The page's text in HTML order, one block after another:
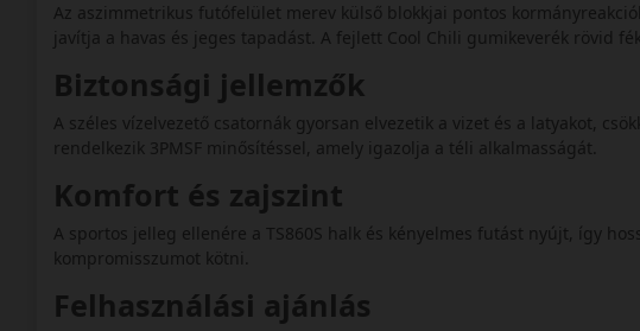
Az aszimmetrikus futófelület merev külső blokkjai pontos
javítja a havas és jeges tapadást. A fejlett Cool Chili gumikeverék rövid
Biztonsági jellemzők
A széles vízelvezető csatornák gyorsan elvezetik a vizet és a latyakot,
rendelkezik 3PMSF minősítéssel, amely igazolja a téli alkalmasságát.
Komfort és zajszint
A sportos jelleg ellenére a TS860S halk és kényelmes futást nyújt, így
kompromisszumot kötni.
Felhasználási ajánlás